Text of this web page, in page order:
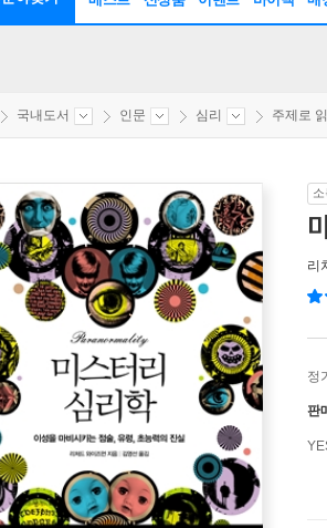
국내도서 인문 심리 주제로
리
정
판